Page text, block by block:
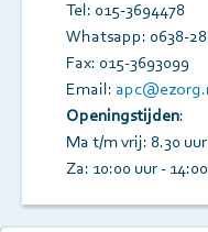
Tel: 015-3694478
Whatsapp: 0638-
Fax: 015-3693099
Email:
Openingstijden:
Ma t/m vrij: 8.30
Za: 10:00 uur -